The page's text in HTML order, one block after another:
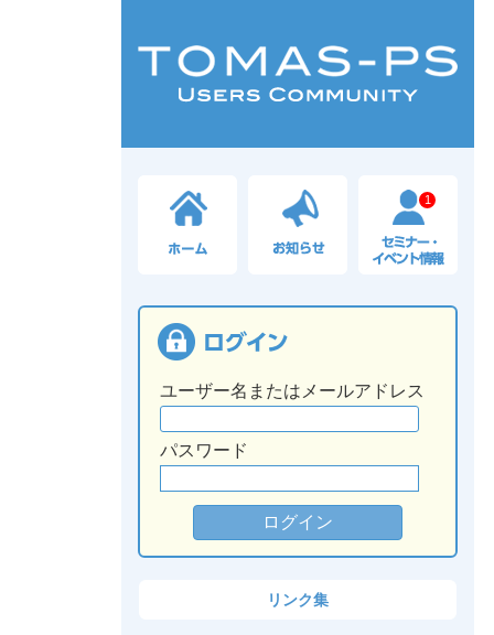
1
ユーザー名またはメールアドレス
パスワード
リンク集